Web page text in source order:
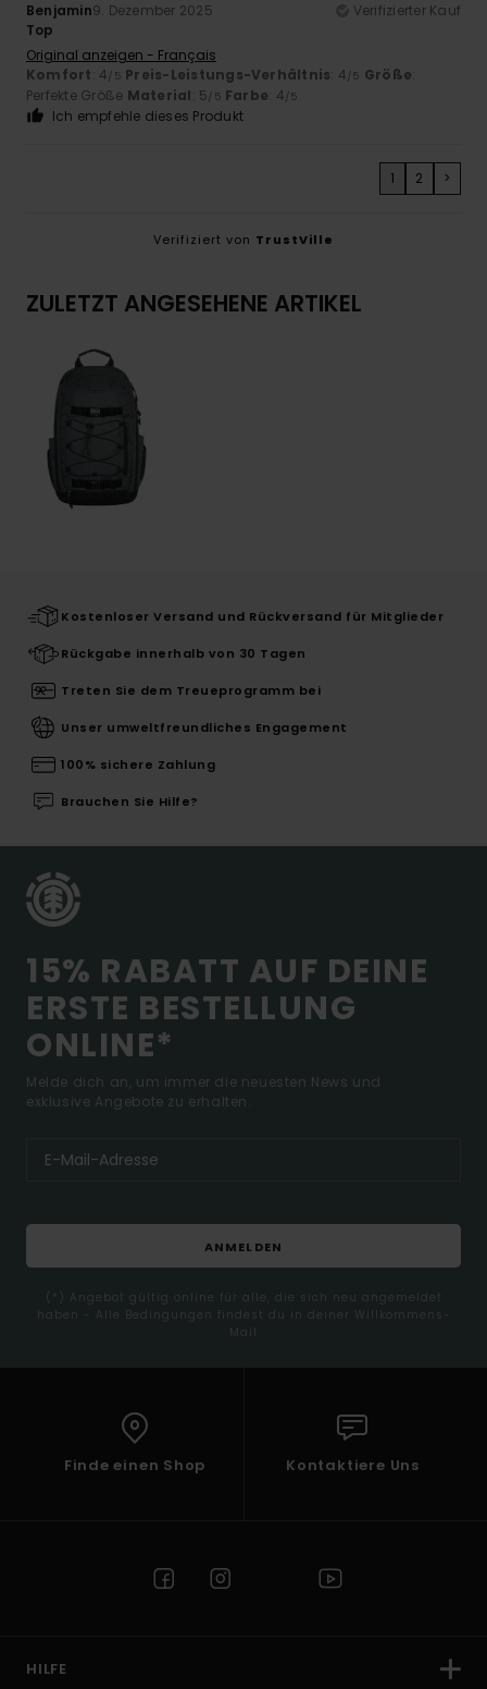
Benjamin9. Dezember 2025
Verifizierter Kauf
Top
Original anzeigen - Français
Komfort: 4/5 Preis-Leistungs-Verhältnis: 4/5 Größe:
Perfekte Größe Material: 5/5 Farbe: 4/5
Ich empfehle dieses Produkt
1 2 >
Verifiziert von TrustVille
ZULETZT ANGESEHENE ARTIKEL
Kostenloser Versand und Rückversand für Mitglieder
Rückgabe innerhalb von 30 Tagen
Treten Sie dem Treueprogramm bei
Unser umweltfreundliches Engagement
100% sichere Zahlung
Brauchen Sie Hilfe?
15% RABATT AUF DEINE
ERSTE BESTELLUNG
ONLINE*
Melde dich an, um immer die neuesten News und
exklusive Angebote zu erhalten.
ANMELDEN
(*) Angebot gültig online für alle, die sich neu angemeldet
haben - Alle Bedingungen findest du in deiner Willkommens-
Mail
Finde einen Shop Kontaktiere Uns
HILFE